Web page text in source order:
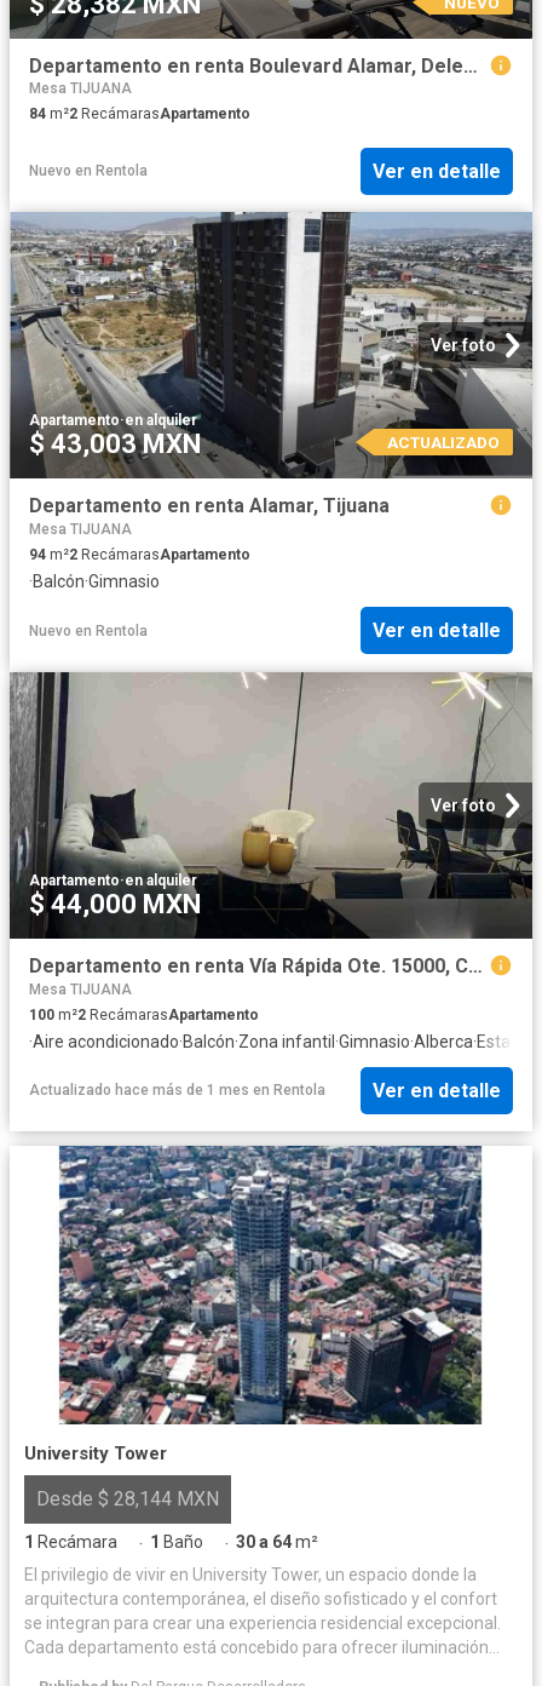
Departamento en renta Boulevard Alamar, Delegación La Mesa, Tijuana, Municipio De Tijuana, Baja California, 22104, México
Mesa TIJUANA
84 m²2 RecámarasApartamento
Nuevo en Rentola Ver en detalle
Ver foto
Apartamento·en alquiler
$ 43,003 MXN ACTUALIZADO
Departamento en renta Alamar, Tijuana
Mesa TIJUANA
94 m²2 RecámarasApartamento
·Balcón·Gimnasio
Nuevo en Rentola Ver en detalle
Ver foto
Apartamento·en alquiler
$ 44,000 MXN
Departamento en renta Vía Rápida Ote. 15000, Chapultepec Alamar, 22110 Tijuana, B.c México
Mesa TIJUANA
100 m²2 RecámarasApartamento
·Aire acondicionado·Balcón·Zona infantil·Gimnasio·Alberca·
Actualizado hace más de 1 mes en Rentola Ver en detalle
University Tower
Desde $ 28,144 MXN
1 Recámara · 1 Baño · 30 a 64m²
El privilegio de vivir en University Tower, un espacio donde la
arquitectura contemporánea, el diseño sofisticado y el confort
se integran para crear una experiencia residencial excepcional.
Cada departamento está concebido para ofrecer iluminación